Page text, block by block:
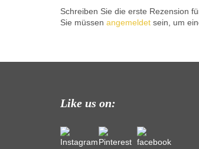
Schreiben Sie die erste Rezension
Sie müssen angemeldet sein, um
Like us on: